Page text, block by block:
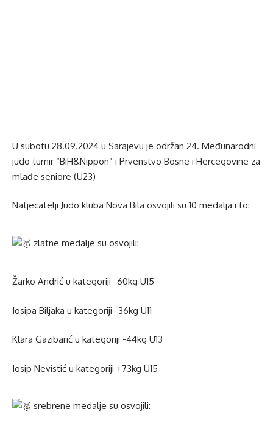
U subotu 28.09.2024 u Sarajevu je održan 24. Međunarodni
judo turnir “BiH&Nippon” i Prvenstvo Bosne i Hercegovine za
mlađe seniore (U23)
Natjecatelji Judo kluba Nova Bila osvojili su 10 medalja i to:
zlatne medalje su osvojili:
Žarko Andrić u kategoriji -60kg U15
Josipa Biljaka u kategoriji -36kg U11
Klara Gazibarić u kategoriji -44kg U13
Josip Nevistić u kategoriji +73kg U15
srebrene medalje su osvojili: